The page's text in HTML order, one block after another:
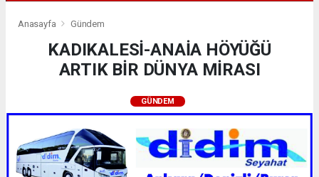
Anasayfa Gündem
KADIKALESİ-ANAİA HÖYÜĞÜ
ARTIK BİR DÜNYA MİRASI
GÜNDEM